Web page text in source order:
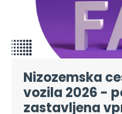
Nizozemska
vozila 2026 -
zastavljena